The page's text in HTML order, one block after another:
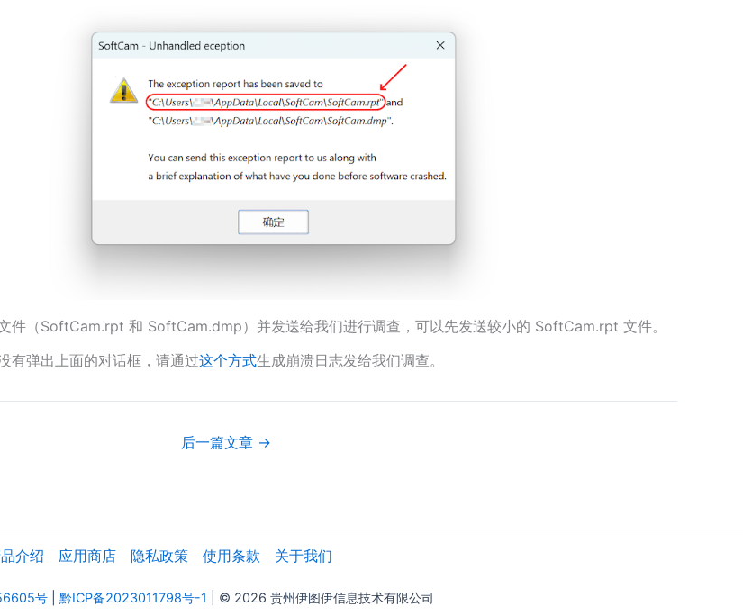
件（SoftCam.rpt 和 SoftCam.dmp）并发送给我们进行调查，可以先发送较小的 SoftCam.rpt 文件。
有弹出上面的对话框，请通过这个方式生成崩溃日志发给我们调查。
后一篇文章 →
介绍 应用商店 隐私政策 使用条款 关于我们
号| 黔ICP备2023011798号-1 | © 2026 贵州伊图伊信息技术有限公司